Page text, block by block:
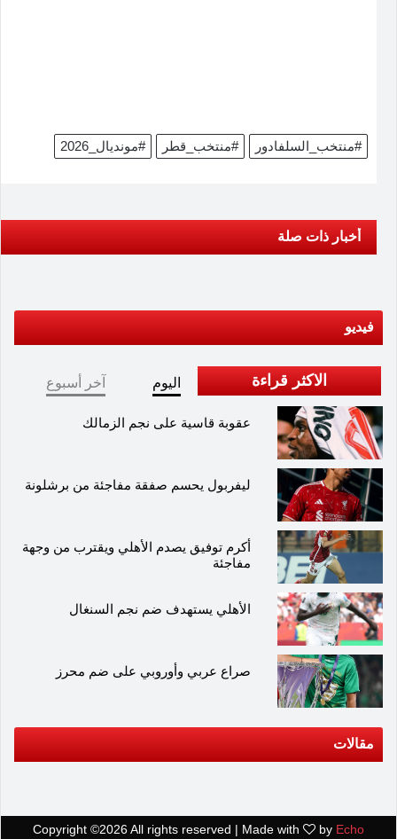
#مونديال_2026 #منتخب_قطر #منتخب_السلفادور
أخبار ذات صلة
فيديو
الاكثر قراءة اليوم آخر أسبوع
عقوبة قاسية على نجم الزمالك
ليفربول يحسم صفقة مفاجئة من برشلونة
أكرم توفيق يصدم الأهلي ويقترب من وجهة
مفاجئة
الأهلي يستهدف ضم نجم السنغال
صراع عربي وأوروبي على ضم محرز
مقالات
Copyright ©2026 All rights reserved | Made with by Echo